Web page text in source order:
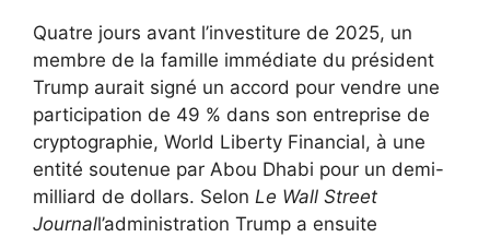
Quatre jours avant l’investiture de 2025, un
membre de la famille immédiate du président
Trump aurait signé un accord pour vendre une
participation de 49 % dans son entreprise de
cryptographie, World Liberty Financial, à une
entité soutenue par Abou Dhabi pour un demi-
milliard de dollars. Selon Le Wall Street
Journall’administration Trump a ensuite